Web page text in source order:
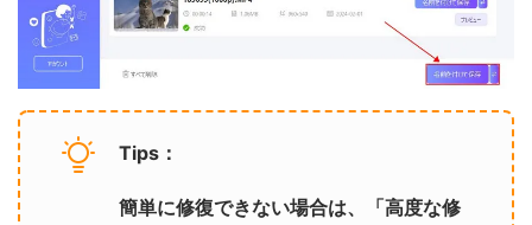
Tips：
簡単に修復できない場合は、「高度な修